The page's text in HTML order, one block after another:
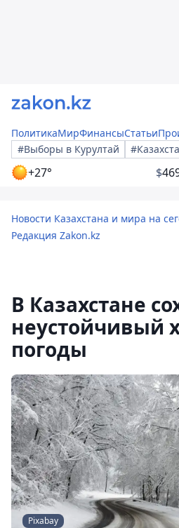
ПолитикаМирФинансыСтатьи
#Выборы в Курултай
+27° $
Новости Казахстана и мира на
Редакция Zakon.kz
В Казахстане
неустойчивый
погоды
Pixabay